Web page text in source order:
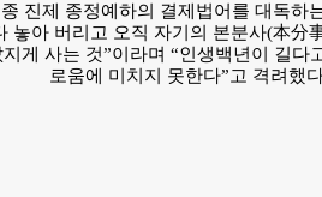
진제 종정예하의 결제법어를 대독하
놓아 버리고 오직 자기의 본분사(本分
게 사는 것”이라며 “인생백년이 길다
로움에 미치지 못한다”고 격려했